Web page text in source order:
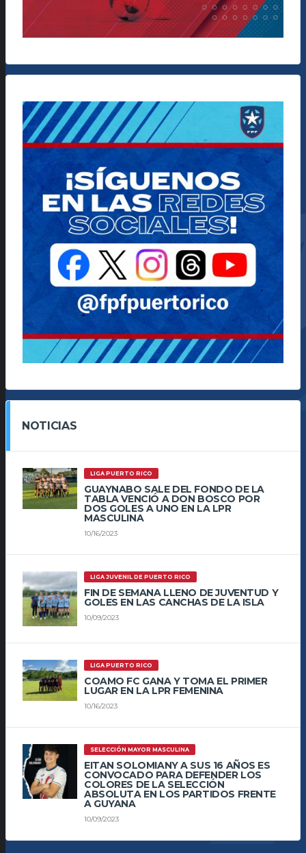
NOTICIAS
LIGA PUERTO RICO
GUAYNABO SALE DEL FONDO DE LA
TABLA VENCIÓ A DON BOSCO POR
DOS GOLES A UNO EN LA LPR
MASCULINA
10/16/2023
LIGA JUVENIL DE PUERTO RICO
FIN DE SEMANA LLENO DE JUVENTUD Y
GOLES EN LAS CANCHAS DE LA ISLA
10/09/2023
LIGA PUERTO RICO
COAMO FC GANA Y TOMA EL PRIMER
LUGAR EN LA LPR FEMENINA
10/16/2023
SELECCIÓN MAYOR MASCULINA
EITAN SOLOMIANY A SUS 16 AÑOS ES
CONVOCADO PARA DEFENDER LOS
COLORES DE LA SELECCIÓN
ABSOLUTA EN LOS PARTIDOS FRENTE
A GUYANA
10/09/2023